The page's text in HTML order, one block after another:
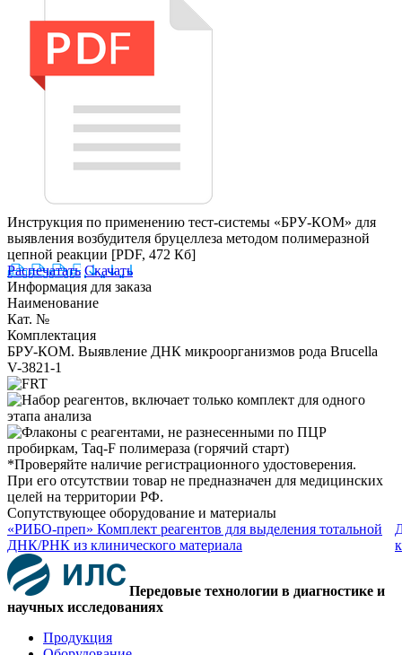
Инструкция по применению тест-системы «БРУ-КОМ» для
выявления возбудителя бруцеллеза методом полимеразной
цепной реакции [PDF, 472 Кб]
Распечатать Скачать
Информация для заказа
Наименование
Кат. №
Комплектация
БРУ-КОМ. Выявление ДНК микроорганизмов рода Brucella
V-3821-1
*Проверяйте наличие регистрационного удостоверения.
При его отсутствии товар не предназначен для медицинских
целей на территории РФ.
Сопутствующее оборудование и материалы
«РИБО-преп» Комплект реагентов для выделения тотальной
ДНК/РНК из клинического материала
Передовые технологии в диагностике и
научных исследованиях
Продукция